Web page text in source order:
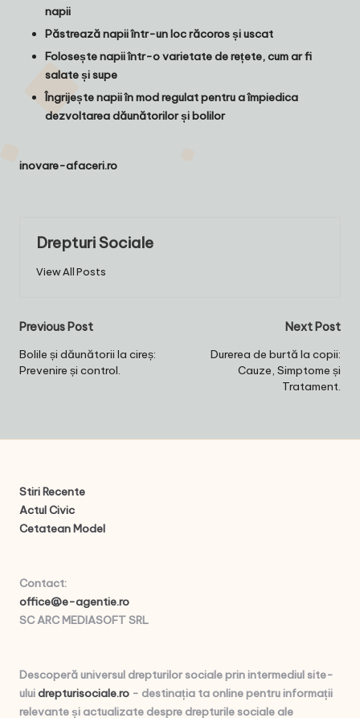
napii
Păstrează napii într-un loc răcoros și uscat
Folosește napii într-o varietate de rețete, cum ar fi
salate și supe
Îngrijește napii în mod regulat pentru a împiedica
dezvoltarea dăunătorilor și bolilor
inovare-afaceri.ro
Drepturi Sociale
View All Posts
Post
navigation
Previous Post
Bolile și dăunătorii la cireș:
Prevenire și control.
Next Post
Durerea de burtă la copii:
Cauze, Simptome și
Tratament.
Stiri Recente
Actul Civic
Cetatean Model
Contact:
office@e-agentie.ro
SC ARC MEDIASOFT SRL
Descoperă universul drepturilor sociale prin intermediul site-
uluidrepturisociale.ro - destinația ta online pentru informații
relevante și actualizate despre drepturile sociale ale